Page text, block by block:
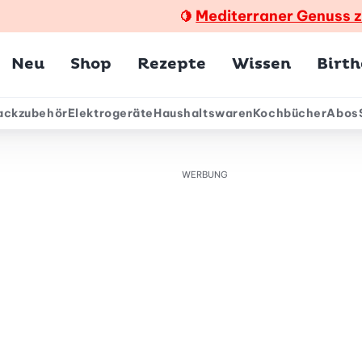
🍋 Mediterraner Genuss
Neu Shop Rezepte Wissen
ElektrogeräteHaushaltswarenKochbücherAbos
WERBUNG